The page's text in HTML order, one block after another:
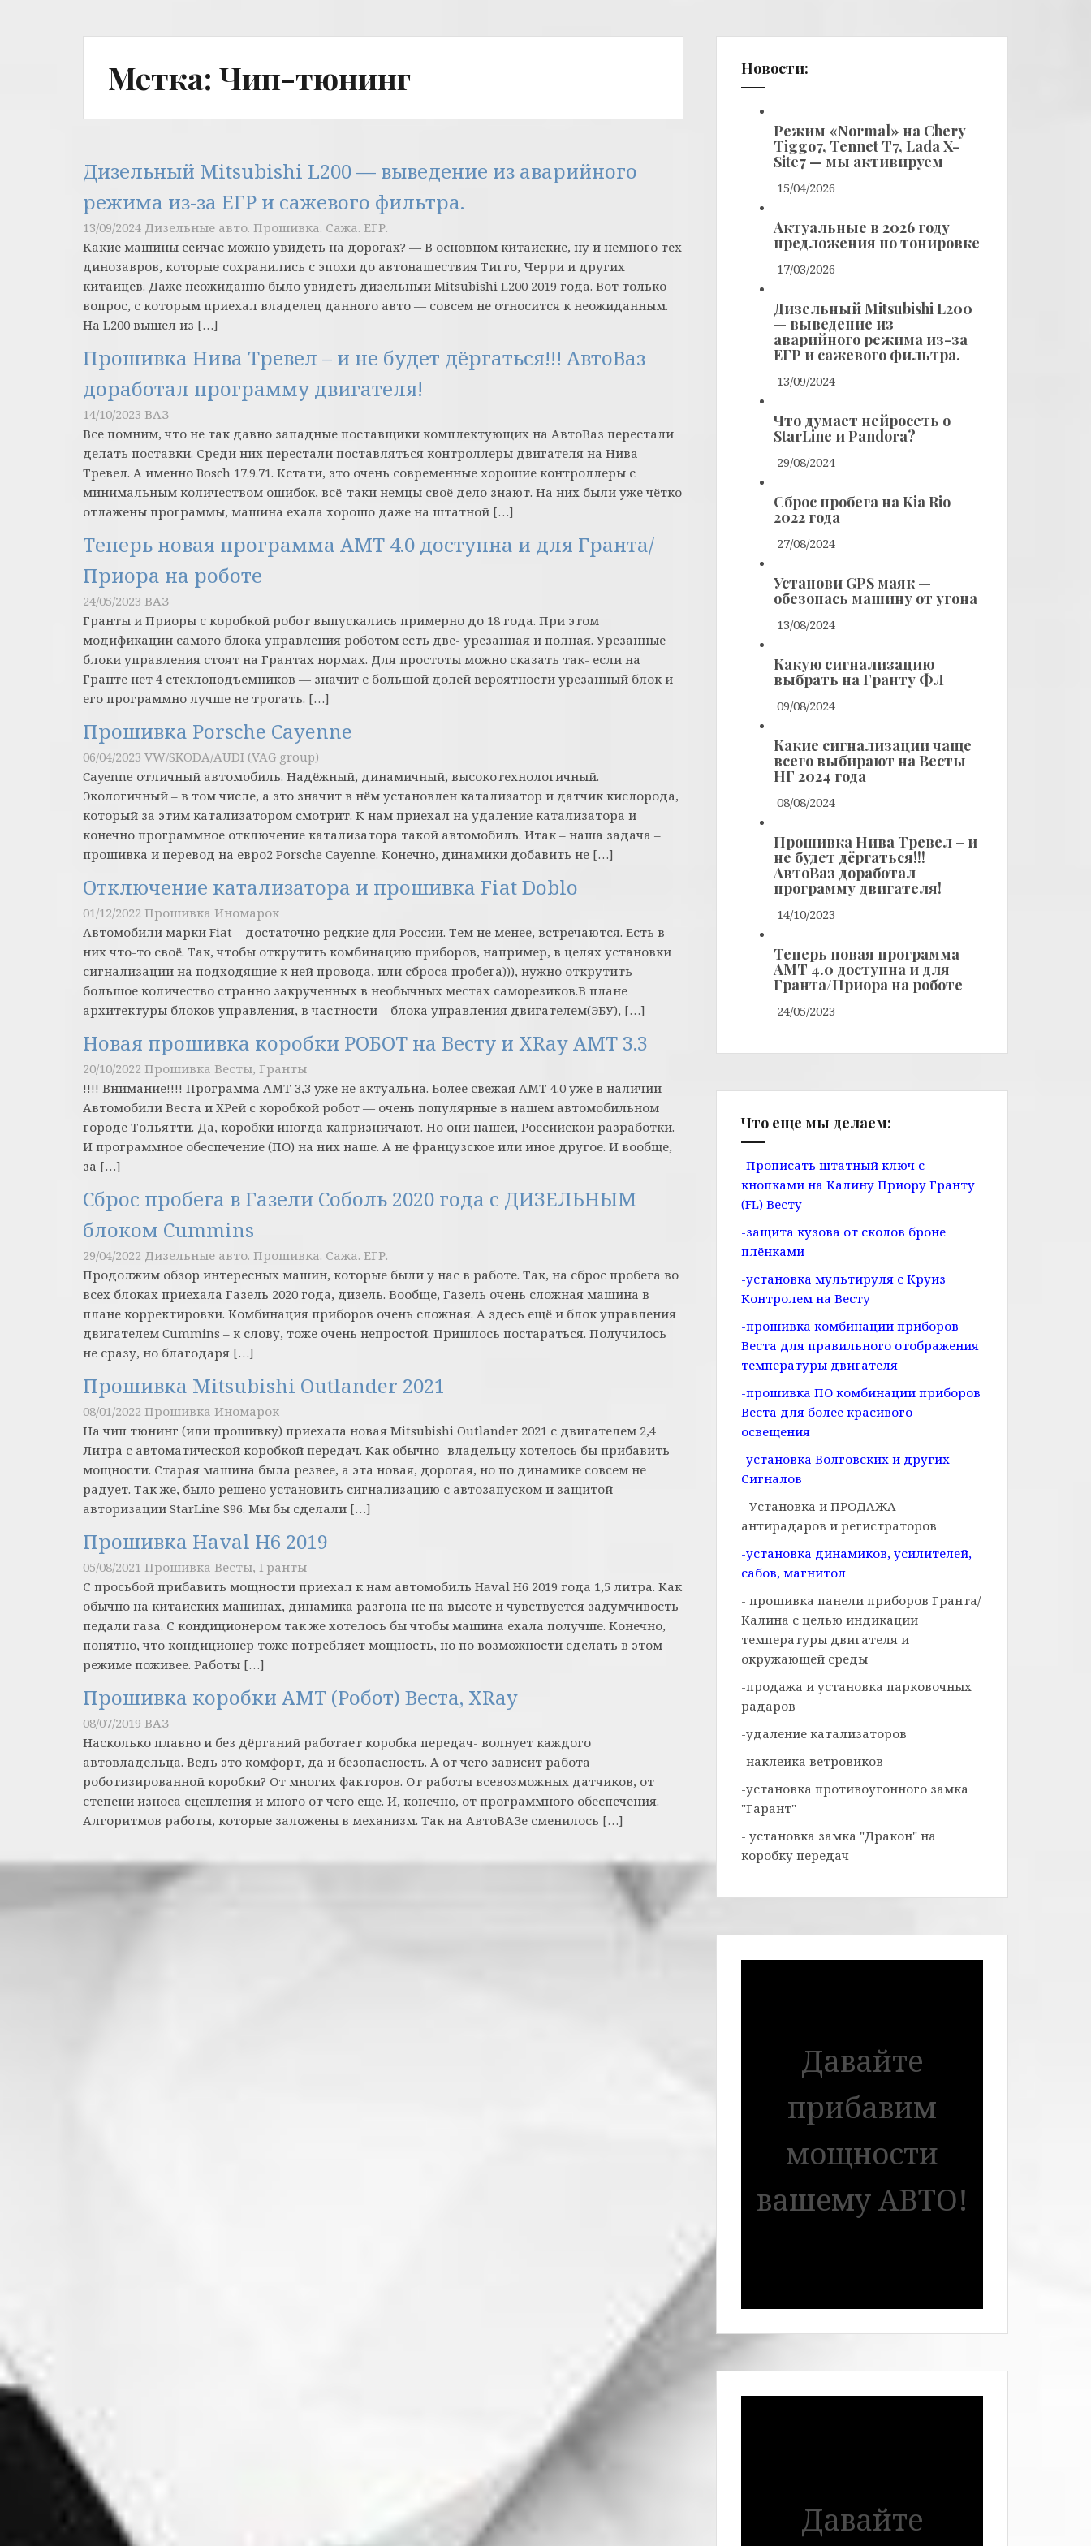
Метка: Чип-тюнинг
Дизельный Mitsubishi L200 — выведение из аварийного
режима из-за ЕГР и сажевого фильтра.
13/09/2024 Дизельные авто. Прошивка. Сажа. ЕГР.
Какие машины сейчас можно увидеть на дорогах? — В основном китайские, ну и немного тех
динозавров, которые сохранились с эпохи до автонашествия Тигго, Черри и других
китайцев. Даже неожиданно было увидеть дизельный Mitsubishi L200 2019 года. Вот только
вопрос, с которым приехал владелец данного авто — совсем не относится к неожиданным.
На L200 вышел из […]
Прошивка Нива Тревел – и не будет дёргаться!!! АвтоВаз
доработал программу двигателя!
14/10/2023 ВАЗ
Все помним, что не так давно западные поставщики комплектующих на АвтоВаз перестали
делать поставки. Среди них перестали поставляться контроллеры двигателя на Нива
Тревел. А именно Bosch 17.9.71. Кстати, это очень современные хорошие контроллеры с
минимальным количеством ошибок, всё-таки немцы своё дело знают. На них были уже чётко
отлажены программы, машина ехала хорошо даже на штатной […]
Теперь новая программа АМТ 4.0 доступна и для Гранта/
Приора на роботе
24/05/2023 ВАЗ
Гранты и Приоры с коробкой робот выпускались примерно до 18 года. При этом
модификации самого блока управления роботом есть две- урезанная и полная. Урезанные
блоки управления стоят на Грантах нормах. Для простоты можно сказать так- если на
Гранте нет 4 стеклоподъемников — значит с большой долей вероятности урезанный блок и
его программно лучше не трогать. […]
Прошивка Porsche Cayenne
06/04/2023 VW/SKODA/AUDI (VAG group)
Cayenne отличный автомобиль. Надёжный, динамичный, высокотехнологичный.
Экологичный – в том числе, а это значит в нём установлен катализатор и датчик кислорода,
который за этим катализатором смотрит. К нам приехал на удаление катализатора и
конечно программное отключение катализатора такой автомобиль. Итак – наша задача –
прошивка и перевод на евро2 Porsche Cayenne. Конечно, динамики добавить не […]
Отключение катализатора и прошивка Fiat Doblo
01/12/2022 Прошивка Иномарок
Автомобили марки Fiat – достаточно редкие для России. Тем не менее, встречаются. Есть в
них что-то своё. Так, чтобы открутить комбинацию приборов, например, в целях установки
сигнализации на подходящие к ней провода, или сброса пробега))), нужно открутить
большое количество странно закрученных в необычных местах саморезиков.В плане
архитектуры блоков управления, в частности – блока управления двигателем(ЭБУ), […]
Новая прошивка коробки РОБОТ на Весту и XRay АМТ 3.3
20/10/2022 Прошивка Весты, Гранты
!!!! Внимание!!!! Программа АМТ 3,3 уже не актуальна. Более свежая АМТ 4.0 уже в наличии
Автомобили Веста и ХРей с коробкой робот — очень популярные в нашем автомобильном
городе Тольятти. Да, коробки иногда капризничают. Но они нашей, Российской разработки.
И программное обеспечение (ПО) на них наше. А не французское или иное другое. И вообще,
за […]
Сброс пробега в Газели Соболь 2020 года с ДИЗЕЛЬНЫМ
блоком Cummins
29/04/2022 Дизельные авто. Прошивка. Сажа. ЕГР.
Продолжим обзор интересных машин, которые были у нас в работе. Так, на сброс пробега во
всех блоках приехала Газель 2020 года, дизель. Вообще, Газель очень сложная машина в
плане корректировки. Комбинация приборов очень сложная. А здесь ещё и блок управления
двигателем Cummins – к слову, тоже очень непростой. Пришлось постараться. Получилось
не сразу, но благодаря […]
Прошивка Mitsubishi Outlander 2021
08/01/2022 Прошивка Иномарок
На чип тюнинг (или прошивку) приехала новая Mitsubishi Outlander 2021 с двигателем 2,4
Литра с автоматической коробкой передач. Как обычно- владельцу хотелось бы прибавить
мощности. Старая машина была резвее, а эта новая, дорогая, но по динамике совсем не
радует. Так же, было решено установить сигнализацию с автозапуском и защитой
авторизации StarLine S96. Мы бы сделали […]
Прошивка Haval H6 2019
05/08/2021 Прошивка Весты, Гранты
С просьбой прибавить мощности приехал к нам автомобиль Haval H6 2019 года 1,5 литра. Как
обычно на китайских машинах, динамика разгона не на высоте и чувствуется задумчивость
педали газа. С кондиционером так же хотелось бы чтобы машина ехала получше. Конечно,
понятно, что кондиционер тоже потребляет мощность, но по возможности сделать в этом
режиме поживее. Работы […]
Прошивка коробки АМТ (Робот) Веста, XRay
08/07/2019 ВАЗ
Насколько плавно и без дёрганий работает коробка передач- волнует каждого
автовладельца. Ведь это комфорт, да и безопасность. А от чего зависит работа
роботизированной коробки? От многих факторов. От работы всевозможных датчиков, от
степени износа сцепления и много от чего еще. И, конечно, от программного обеспечения.
Алгоритмов работы, которые заложены в механизм. Так на АвтоВАЗе сменилось […]
Новости:
Режим «Normal» на Chery
Tiggo7, Tennet T7, Lada X-
Site7 — мы активируем
15/04/2026
Актуальные в 2026 году
предложения по тонировке
17/03/2026
Дизельный Mitsubishi L200
— выведение из
аварийного режима из-за
ЕГР и сажевого фильтра.
13/09/2024
Что думает нейросеть о
StarLine и Pandora?
29/08/2024
Сброс пробега на Kia Rio
2022 года
27/08/2024
Установи GPS маяк —
обезопась машину от угона
13/08/2024
Какую сигнализацию
выбрать на Гранту ФЛ
09/08/2024
Какие сигнализации чаще
всего выбирают на Весты
НГ 2024 года
08/08/2024
Прошивка Нива Тревел – и
не будет дёргаться!!!
АвтоВаз доработал
программу двигателя!
14/10/2023
Теперь новая программа
АМТ 4.0 доступна и для
Гранта/Приора на роботе
24/05/2023
Что еще мы делаем:
-Прописать штатный ключ с
кнопками на Калину Приору Гранту
(FL) Весту
-защита кузова от сколов броне
плёнками
-установка мультируля с Круиз
Контролем на Весту
-прошивка комбинации приборов
Веста для правильного отображения
температуры двигателя
-прошивка ПО комбинации приборов
Веста для более красивого
освещения
-установка Волговских и других
Сигналов
- Установка и ПРОДАЖА
антирадаров и регистраторов
-установка динамиков, усилителей,
сабов, магнитол
- прошивка панели приборов Гранта/
Калина с целью индикации
температуры двигателя и
окружающей среды
-продажа и установка парковочных
радаров
-удаление катализаторов
-наклейка ветровиков
-установка противоугонного замка
"Гарант"
- установка замка "Дракон" на
коробку передач
Давайте
прибавим
мощности
вашему АВТО!
Давайте